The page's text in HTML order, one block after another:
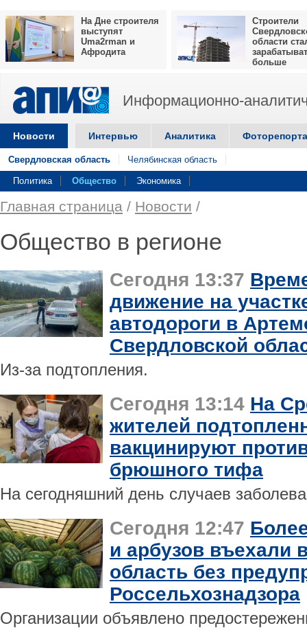
На Дне строителя
выступят
Uma2rman и
Афродита
Строители
области
больше
Информационно-
Новости Интервью Аналитика
Свердловская область Челябинская область
Политика Общество Экономика
Главная страница / Новости /
Общество в регионе
Сегодня 13:37
движение на
автодороги в
Свердловской
Из-за подтопления.
Сегодня 13:14 На
жителей
вакцинируют
брюшного тифа
На сегодняшний день случаев
Сегодня 12:47
и арбузов въехали
область без
Россельхознадзора
Организации объявлено